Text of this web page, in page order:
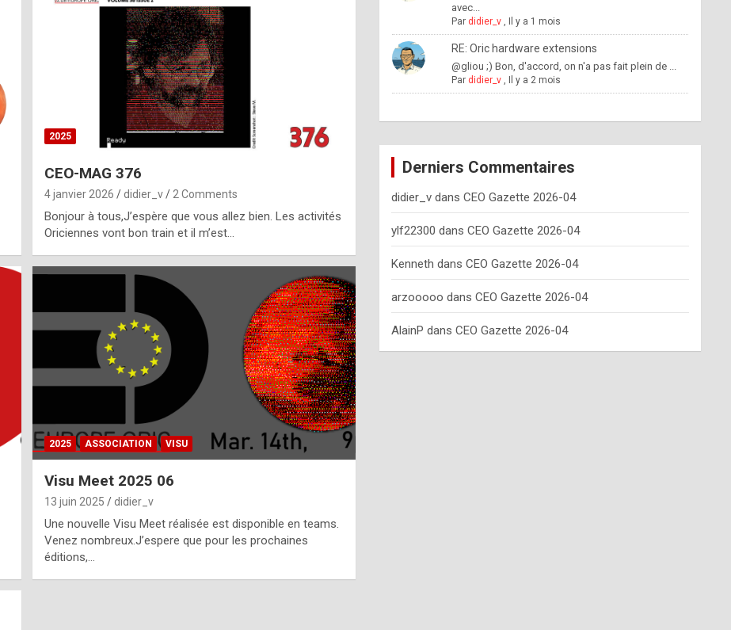
2025
CEO-MAG 376
4 janvier 2026 didier_v 2 Comments
Bonjour à tous,J’espère que vous allez bien. Les activités
Oriciennes vont bon train et il m’est…
2025 ASSOCIATION VISU
Visu Meet 2025 06
13 juin 2025 didier_v
Une nouvelle Visu Meet réalisée est disponible en teams.
Venez nombreux.J’espere que pour les prochaines
éditions,…
avec...
Par didier_v, Il y a 1 mois
RE: Oric hardware extensions
@gliou ;) Bon, d'accord, on n'a pas fait plein de ...
Par didier_v, Il y a 2 mois
Derniers Commentaires
didier_vdans CEO Gazette 2026-04
ylf22300 dans CEO Gazette 2026-04
Kenneth dans CEO Gazette 2026-04
arzooooo dans CEO Gazette 2026-04
AlainP dans CEO Gazette 2026-04